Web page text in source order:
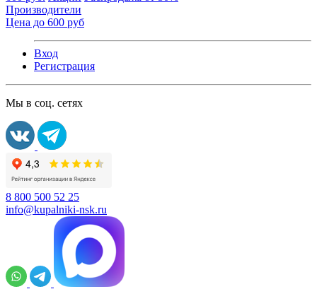
Производители
Цена до 600 руб
Вход
Регистрация
Мы в соц. сетях
8 800 500 52 25
info@kupalniki-nsk.ru